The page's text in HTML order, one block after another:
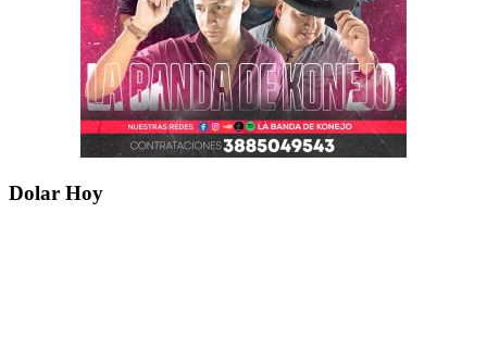
Dolar Hoy